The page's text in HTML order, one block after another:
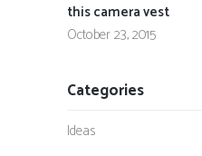
this camera vest
October 23, 2015
Categories
Ideas